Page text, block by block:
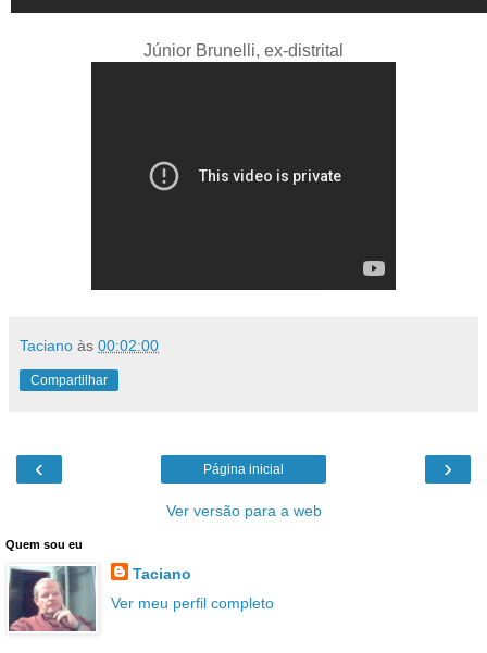
Júnior Brunelli, ex-distrital
Taciano às 00:02:00
Compartilhar
‹ ›
Página inicial
Ver versão para a web
Quem sou eu
Taciano
Ver meu perfil completo